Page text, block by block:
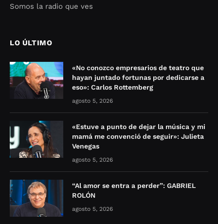
Somos la radio que ves
LO ÚLTIMO
«No conozco empresarios de teatro que
hayan juntado fortunas por dedicarse a
eso»: Carlos Rottemberg
agosto 5, 2026
«Estuve a punto de dejar la música y mi
mamá me convenció de seguir»: Julieta
Venegas
agosto 5, 2026
“Al amor se entra a perder”: GABRIEL
ROLÓN
agosto 5, 2026